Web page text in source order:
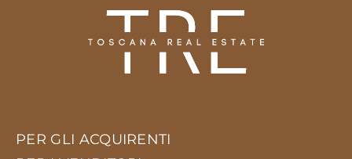
PER GLI ACQUIRENTI